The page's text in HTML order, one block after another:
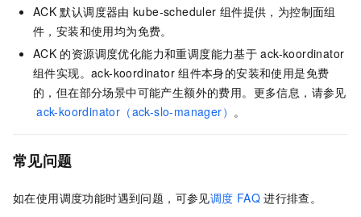
ACK 默认调度器由 kube-scheduler 组件提供，为控制面组
件，安装和使用均为免费。
ACK 的资源调度优化能力和重调度能力基于 ack-koordinator
组件实现。 ack-koordinator 组件本身的安装和使用是免费
的，但在部分场景中可能产生额外的费用。更多信息，请参见
ack-koordinator（ack-slo-manager） 。
常见问题
如在使用调度功能时遇到问题，可参见调度 FAQ 进行排查。